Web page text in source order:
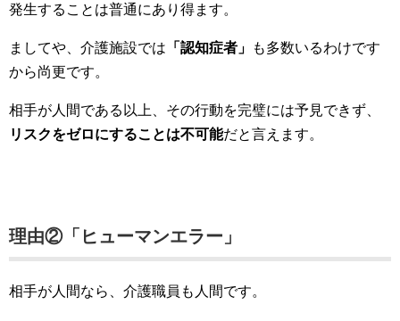
発生することは普通にあり得ます。
ましてや、介護施設では 「認知症者」
も多数いるわけです
から尚更です。
相手が人間である以上、その行動を完璧には予見できず、
リスクをゼロにすることは不可能だと言えます。
理由②「ヒューマンエラー」
相手が人間なら、介護職員も人間です。